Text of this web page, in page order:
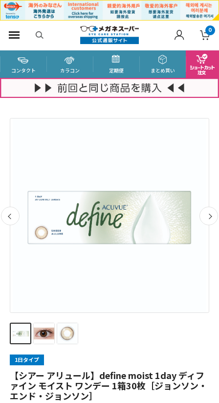
0
コンタクト カラコン 定期便 まとめ買い
1日タイプ
【シアー アリュール】define moist 1day ディフ
ァイン モイスト ワンデー 1箱30枚［ジョンソン・
エンド・ジョンソン］